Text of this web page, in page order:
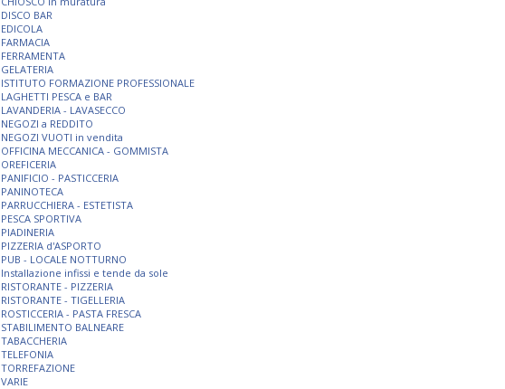
DISCO BAR
EDICOLA
FARMACIA
FERRAMENTA
GELATERIA
ISTITUTO FORMAZIONE PROFESSIONALE
LAGHETTI PESCA e BAR
LAVANDERIA - LAVASECCO
NEGOZI a REDDITO
NEGOZI VUOTI in vendita
OFFICINA MECCANICA - GOMMISTA
OREFICERIA
PANIFICIO - PASTICCERIA
PANINOTECA
PARRUCCHIERA - ESTETISTA
PESCA SPORTIVA
PIADINERIA
PIZZERIA d'ASPORTO
PUB - LOCALE NOTTURNO
Installazione infissi e tende da sole
RISTORANTE - PIZZERIA
RISTORANTE - TIGELLERIA
ROSTICCERIA - PASTA FRESCA
STABILIMENTO BALNEARE
TABACCHERIA
TELEFONIA
TORREFAZIONE
VARIE